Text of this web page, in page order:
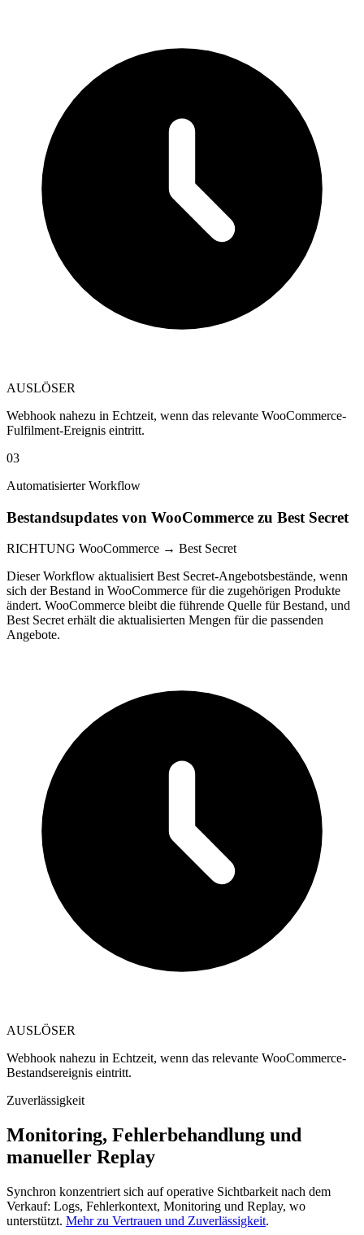
AUSLÖSER
Webhook nahezu in Echtzeit, wenn das relevante WooCommerce-
Fulfilment-Ereignis eintritt.
03
Automatisierter Workflow
Bestandsupdates von WooCommerce zu Best Secret
RICHTUNG WooCommerce → Best Secret
Dieser Workflow aktualisiert Best Secret-Angebotsbestände, wenn
sich der Bestand in WooCommerce für die zugehörigen Produkte
ändert. WooCommerce bleibt die führende Quelle für Bestand, und
Best Secret erhält die aktualisierten Mengen für die passenden
Angebote.
AUSLÖSER
Webhook nahezu in Echtzeit, wenn das relevante WooCommerce-
Bestandsereignis eintritt.
Zuverlässigkeit
Monitoring, Fehlerbehandlung und
manueller Replay
Synchron konzentriert sich auf operative Sichtbarkeit nach dem
Verkauf: Logs, Fehlerkontext, Monitoring und Replay, wo
unterstützt. Mehr zu Vertrauen und Zuverlässigkeit.